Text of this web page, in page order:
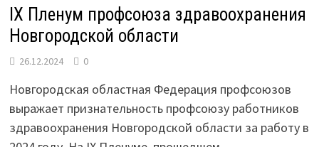
IX Пленум профсоюза здравоохранения
Новгородской области
26.12.2024 0
Новгородская областная Федерация профсоюзов
выражает признательность профсоюзу работников
здравоохранения Новгородской области за работу в